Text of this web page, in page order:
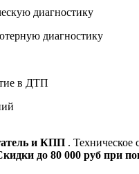
диагностику
диагностику
в ДТП
и КПП . Техническое
до 80 000 руб при